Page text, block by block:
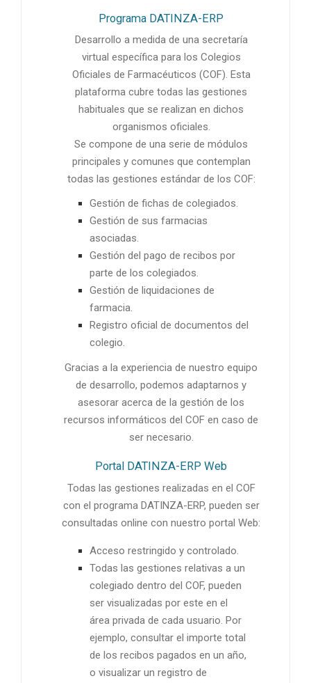
Programa DATINZA-ERP
Desarrollo a medida de una secretaría
virtual específica para los Colegios
Oficiales de Farmacéuticos (COF). Esta
plataforma cubre todas las gestiones
habituales que se realizan en dichos
organismos oficiales.
Se compone de una serie de módulos
principales y comunes que contemplan
todas las gestiones estándar de los COF:
Gestión de fichas de colegiados.
Gestión de sus farmacias
asociadas.
Gestión del pago de recibos por
parte de los colegiados.
Gestión de liquidaciones de
farmacia.
Registro oficial de documentos del
colegio.
Gracias a la experiencia de nuestro equipo
de desarrollo, podemos adaptarnos y
asesorar acerca de la gestión de los
recursos informáticos del COF en caso de
ser necesario.
Portal DATINZA-ERP Web
Todas las gestiones realizadas en el COF
con el programa DATINZA-ERP, pueden ser
consultadas online con nuestro portal Web:
Acceso restringido y controlado.
Todas las gestiones relativas a un
colegiado dentro del COF, pueden
ser visualizadas por este en el
área privada de cada usuario. Por
ejemplo, consultar el importe total
de los recibos pagados en un año,
o visualizar un registro de